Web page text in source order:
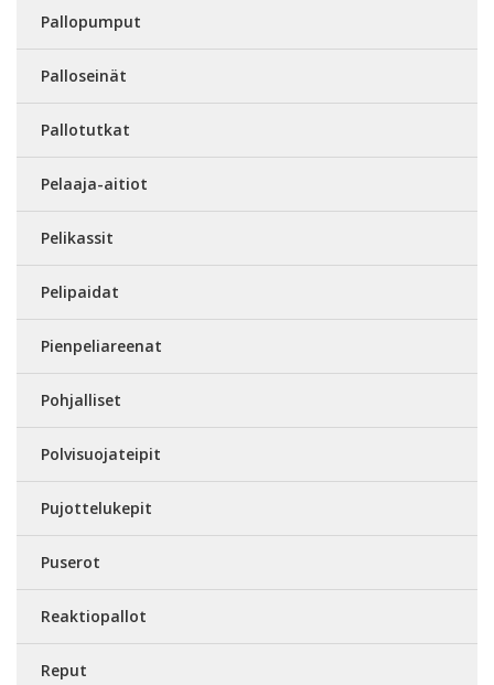
Pallopumput
Palloseinät
Pallotutkat
Pelaaja-aitiot
Pelikassit
Pelipaidat
Pienpeliareenat
Pohjalliset
Polvisuojateipit
Pujottelukepit
Puserot
Reaktiopallot
Reput